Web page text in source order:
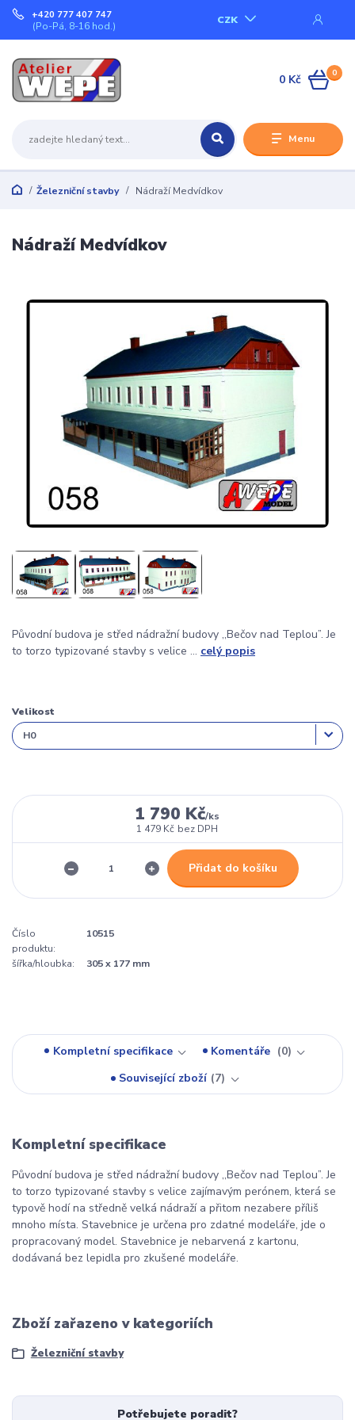
Menu
CZK
+420 777 407 747
(Po-Pá, 8-16 hod.)
0
0 Kč
Železniční stavby Nádraží Medvídkov
Nádraží Medvídkov
Původní budova je střed nádražní budovy ,,Bečov nad Teplou”. Je
to torzo typizované stavby s velice ... celý popis
Velikost
1 790 Kč/ks
1 479 Kč bez DPH
Přidat do košíku
Číslo
produktu:
10515
šířka/hloubka: 305 x 177 mm
Kompletní specifikace Komentáře
0
Související zboží 7
Kompletní specifikace
Původní budova je střed nádražní budovy ,,Bečov nad Teplou”. Je
to torzo typizované stavby s velice zajímavým perónem, která se
typově hodí na středně velká nádraží a přitom nezabere příliš
mnoho místa. Stavebnice je určena pro zdatné modeláře, jde o
propracovaný model. Stavebnice je nebarvená z kartonu,
dodávaná bez lepidla pro zkušené modeláře.
Zboží zařazeno v kategoriích
Železniční stavby
Potřebujete poradit?